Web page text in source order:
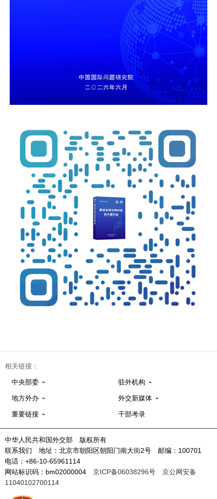
相关链接：
中央部委 驻外机构
地方外办 外交新媒体
重要链接 干部考录
中华人民共和国外交部 版权所有
联系我们 地址：北京市朝阳区朝阳门南大街2号 邮编：100701
电话：+86-10-65961114
网站标识码：bm02000004 京ICP备06038296号
京公网安备
11040102700114